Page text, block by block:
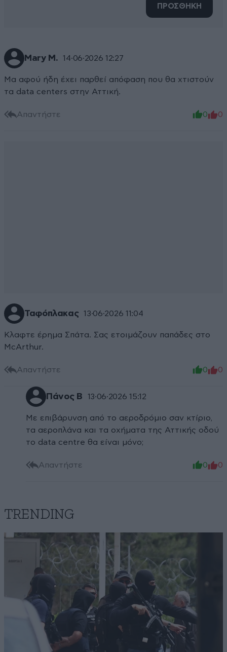
ΠΡΟΣΘΗΚΗ
Μary M. 14·06·2026 12:27
Μα αφού ήδη έχει παρθεί απόφαση που θα χτιστούν
τα data centers στην Αττική.
Απαντήστε 0 0
Ταφόπλακας 13·06·2026 11:04
Κλαφτε έρημα Σπάτα. Σας ετοιμάζουν παπάδες στο
McArthur.
Απαντήστε 0 0
Πάνος Β 13·06·2026 15:12
Με επιβάρυνση από το αεροδρόμιο σαν κτίριο,
τα αεροπλάνα και τα οχήματα της Αττικής οδού
το data centre θα είναι μόνο;
Απαντήστε 0 0
TRENDING